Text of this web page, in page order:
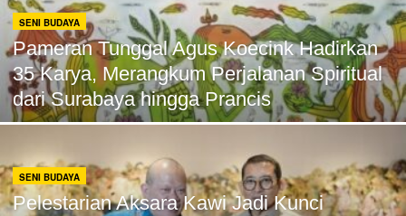
SENI BUDAYA
Pameran Tunggal Agus Koecink Hadirkan
35 Karya, Merangkum Perjalanan Spiritual
dari Surabaya hingga Prancis
SENI BUDAYA
Pelestarian Aksara Kawi Jadi Kunci